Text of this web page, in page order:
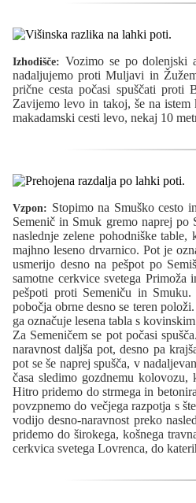
Izhodišče: Vozimo se po dolenjski
nadaljujemo proti Muljavi in
prične cesta počasi spuščati
Zavijemo levo in takoj, še na
makadamski cesti levo, nekaj 10
Vzpon: Stopimo na Smuško cesto
Semenič in Smuk gremo naprej
naslednje zelene pohodniške
majhno leseno drvarnico. Pot je
usmerijo desno na pešpot po
samotne cerkvice svetega
pešpoti proti Semeniču in
pobočja obrne desno se teren
ga označuje lesena tabla s
Za Semeničem se pot počasi
naravnost daljša pot, desno pa
pot se še naprej spušča, v
časa sledimo gozdnemu
Hitro pridemo do strmega in
povzpnemo do večjega razpotja s
vodijo desno-naravnost preko
pridemo do širokega, košnega
cerkvica svetega Lovrenca, do